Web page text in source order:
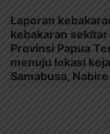
Laporan
kebakaran
Provinsi Papua
menuju lokasi
Samabusa,